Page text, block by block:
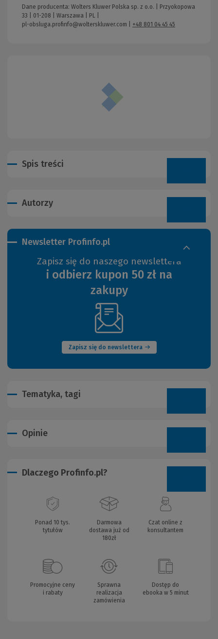
Dane producenta: Wolters Kluwer Polska sp. z o.o. | Przyokopowa
33 | 01-208 | Warszawa | PL |
pl-obsluga.profinfo@wolterskluwer.com
+48 801 04 45 45
Spis treści
Autorzy
Newsletter Profinfo.pl
Zapisz się do naszego newslettera
i odbierz kupon 50 zł na
zakupy
Zapisz się do newslettera
(Nowe
okno)
Tematyka, tagi
Opinie
Dlaczego Profinfo.pl?
Ponad 10 tys.
tytułów
Darmowa
dostawa już od
180zł
Czat online z
konsultantem
Promocyjne ceny
i rabaty
Sprawna
realizacja
zamówienia
Dostęp do
ebooka w 5 minut